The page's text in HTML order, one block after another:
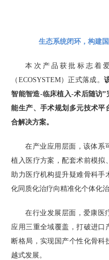
生态系统闭环，构建
本次产品获批标志着
（ECOSYSTEM）正式落成。
智能智造-临床植入-术后随访
能生产、手术规划多元技术平
合解决方案。
在产业应用层面，该体系
植入医疗方案，配套术前模拟
助力医疗机构提升疑难骨科手
化同质化治疗向精准化个体化治
在行业发展层面，爱康医
应用三重全域覆盖，打破进口
断格局，实现国产个性化骨科
越式发展。